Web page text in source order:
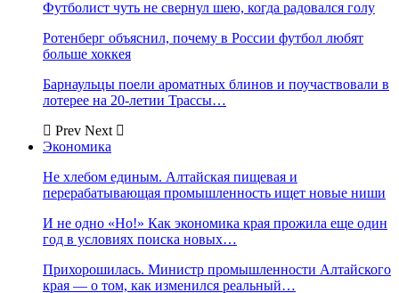
Футболист чуть не свернул шею, когда радовался голу
Ротенберг объяснил, почему в России футбол любят
больше хоккея
Барнаульцы поели ароматных блинов и поучаствовали в
лотерее на 20-летии Трассы…
Prev Next
Экономика
Не хлебом единым. Алтайская пищевая и
перерабатывающая промышленность ищет новые ниши
И не одно «Но!» Как экономика края прожила еще один
год в условиях поиска новых…
Прихорошилась. Министр промышленности Алтайского
края — о том, как изменился реальный…